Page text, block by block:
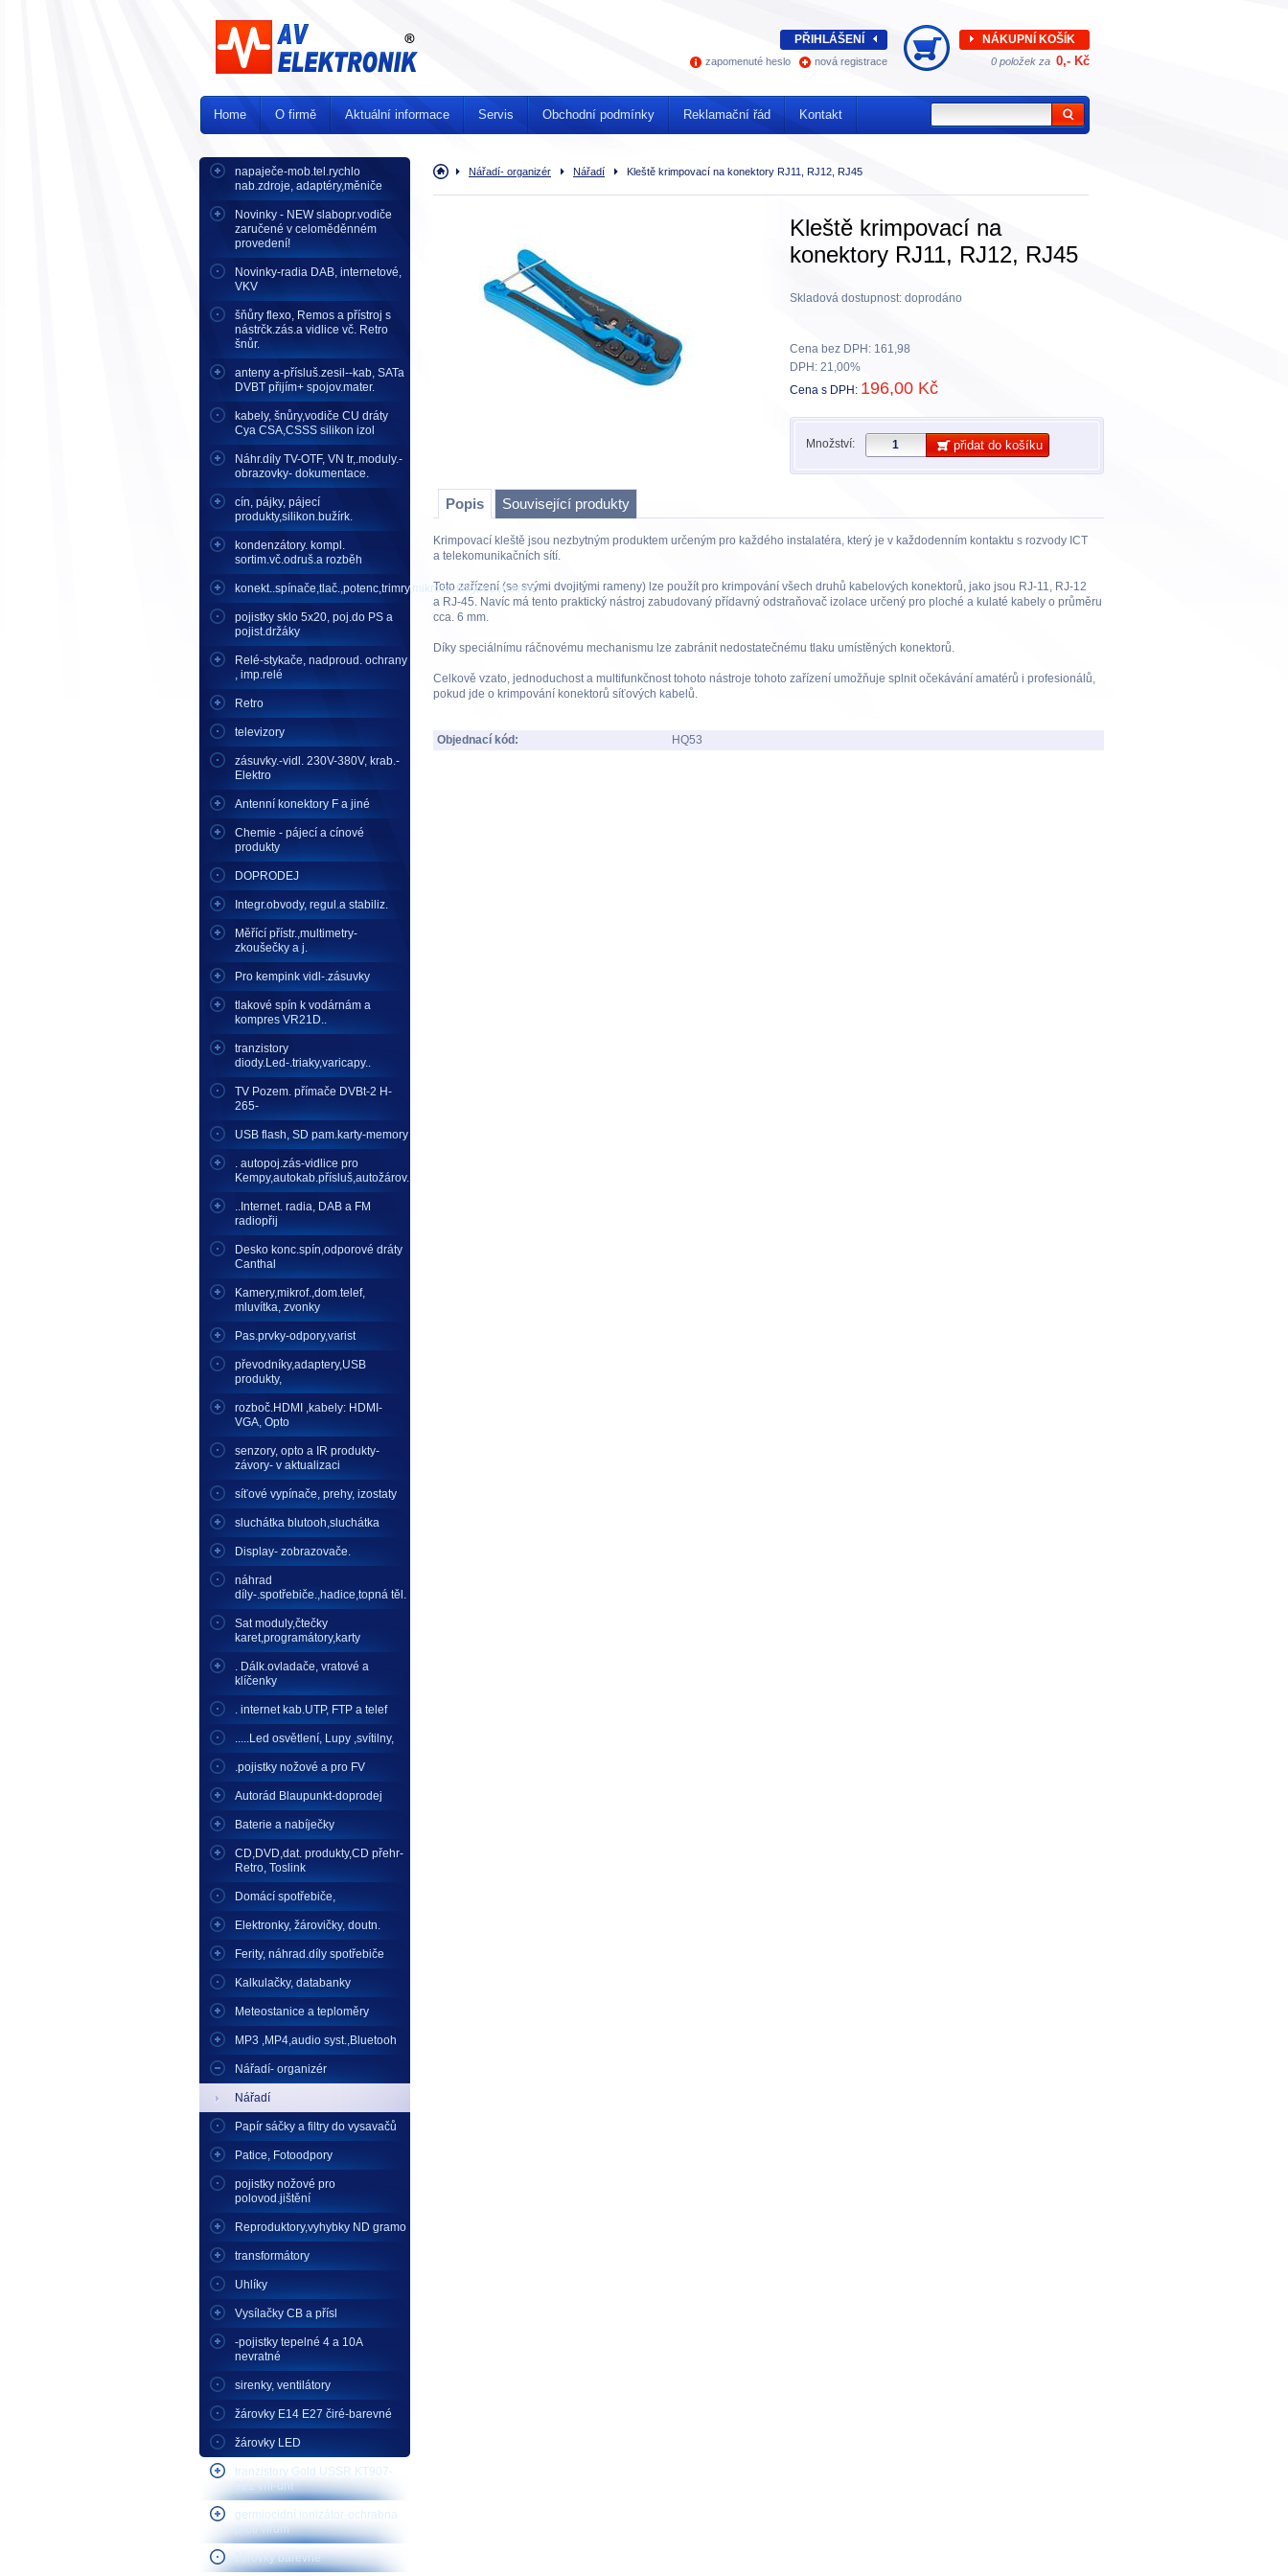
napaječe-mob.tel.rychlo
nab.zdroje, adaptéry,měniče
Novinky - NEW slabopr.vodiče
zaručené v celoměděnném
provedení!
Novinky-radia DAB, internetové,
VKV
šňůry flexo, Remos a přístroj s
nástrčk.zás.a vidlice vč. Retro
šnůr.
anteny a-přísluš.zesil--kab, SATa
DVBT přijím+ spojov.mater.
kabely, šnůry,vodiče CU dráty
Cya CSA,CSSS silikon izol
Náhr.díly TV-OTF, VN tr,.moduly.-
obrazovky- dokumentace.
cín, pájky, pájecí
produkty,silikon.bužírk.
kondenzátory. kompl.
sortim.vč.odruš.a rozběh
konekt..spínače,tlač.,potenc,trimry,mikrosp,filtry,rezon.kryst..
pojistky sklo 5x20, poj.do PS a
pojist.držáky
Relé-stykače, nadproud. ochrany
, imp.relé
Retro
televizory
zásuvky.-vidl. 230V-380V, krab.-
Elektro
Antenní konektory F a jiné
Chemie - pájecí a cínové
produkty
DOPRODEJ
Integr.obvody, regul.a stabiliz.
Měřící přístr.,multimetry-
zkoušečky a j.
Pro kempink vidl-.zásuvky
tlakové spín k vodárnám a
kompres VR21D..
tranzistory
diody.Led-.triaky,varicapy..
TV Pozem. přímače DVBt-2 H-
265-
USB flash, SD pam.karty-memory
. autopoj.zás-vidlice pro
Kempy,autokab.přísluš,autožárov.
..Internet. radia, DAB a FM
radiopřij
Desko konc.spín,odporové dráty
Canthal
Kamery,mikrof.,dom.telef,
mluvítka, zvonky
Pas.prvky-odpory,varist
převodníky,adaptery,USB
produkty,
rozboč.HDMI ,kabely: HDMI-
VGA, Opto
senzory, opto a IR produkty-
závory- v aktualizaci
síťové vypínače, prehy, izostaty
sluchátka blutooh,sluchátka
Display- zobrazovače.
náhrad
díly-.spotřebiče.,hadice,topná těl.
Sat moduly,čtečky
karet,programátory,karty
. Dálk.ovladače, vratové a
klíčenky
. internet kab.UTP, FTP a telef
.....Led osvětlení, Lupy ,svítilny,
.pojistky nožové a pro FV
Autorád Blaupunkt-doprodej
Baterie a nabíječky
CD,DVD,dat. produkty,CD přehr-
Retro, Toslink
Domácí spotřebiče,
Elektronky, žárovičky, doutn.
Ferity, náhrad.díly spotřebiče
Kalkulačky, databanky
Meteostanice a teploměry
MP3 ,MP4,audio syst.,Bluetooh
Nářadí- organizér
Nářadí
Papír sáčky a filtry do vysavačů
Patice, Fotoodpory
pojistky nožové pro
polovod.jištění
Reproduktory,vyhybky ND gramo
transformátory
Uhlíky
Vysílačky CB a přísl
-pojistky tepelné 4 a 10A
nevratné
sirenky, ventilátory
žárovky E14 E27 čiré-barevné
žárovky LED
tranzistory Gold USSR KT907-
922 vhf-uhf
germiocidní ionizátor-ochrabna
proti virům
žárovky barevné
Úvodní
stránka
Nářadí- organizér Nářadí Kleště krimpovací na konektory RJ11, RJ12, RJ45
Kleště krimpovací na
konektory RJ11, RJ12, RJ45
Skladová dostupnost: doprodáno
Cena bez DPH: 161,98
DPH: 21,00%
Cena s DPH: 196,00 Kč
Množství: přidat do košíku
Popis Související produkty
Krimpovací kleště jsou nezbytným produktem určeným pro každého instalatéra, který je v každodenním kontaktu s rozvody ICT
a telekomunikačních sítí.
Toto zařízení (se svými dvojitými rameny) lze použít pro krimpování všech druhů kabelových konektorů, jako jsou RJ-11, RJ-12
a RJ-45. Navíc má tento praktický nástroj zabudovaný přídavný odstraňovač izolace určený pro ploché a kulaté kabely o průměru
cca. 6 mm.
Díky speciálnímu ráčnovému mechanismu lze zabránit nedostatečnému tlaku umístěných konektorů.
Celkově vzato, jednoduchost a multifunkčnost tohoto nástroje tohoto zařízení umožňuje splnit očekávání amatérů i profesionálů,
pokud jde o krimpování konektorů síťových kabelů.
Objednací kód: HQ53
Home O firmě Aktuální informace Servis Obchodní podmínky Reklamační řád Kontakt
PŘIHLÁŠENÍ
zapomenuté heslo nová registrace
NÁKUPNÍ KOŠÍK
0 položek za 0,- Kč